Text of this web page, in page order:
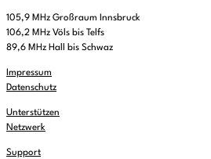
105,9 MHz Großraum Innsbruck
106,2 MHz Völs bis Telfs
89,6 MHz Hall bis Schwaz
Impressum
Datenschutz
Unterstützen
Netzwerk
Support